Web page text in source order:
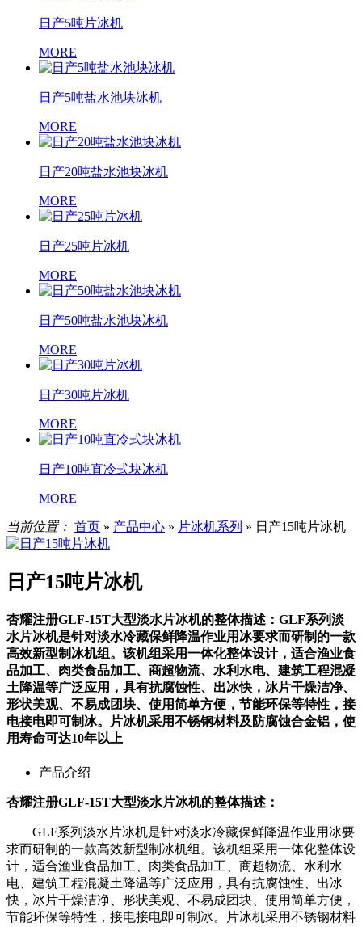
日产5吨片冰机
MORE
日产5吨盐水池块冰机
MORE
日产20吨盐水池块冰机
MORE
日产25吨片冰机
MORE
日产50吨盐水池块冰机
MORE
日产30吨片冰机
MORE
日产10吨直冷式块冰机
MORE
当前位置： 首页 » 产品中心 » 片冰机系列 » 日产15吨片冰机
日产15吨片冰机
杏耀注册GLF-15T大型淡水片冰机的整体描述：GLF系列淡
水片冰机是针对淡水冷藏保鲜降温作业用冰要求而研制的一款
高效新型制冰机组。该机组采用一体化整体设计，适合渔业食
品加工、肉类食品加工、商超物流、水利水电、建筑工程混凝
土降温等广泛应用，具有抗腐蚀性、出冰快，冰片干燥洁净、
形状美观、不易成团块、使用简单方便，节能环保等特性，接
电接电即可制冰。片冰机采用不锈钢材料及防腐蚀合金铝，使
用寿命可达10年以上
产品介绍
杏耀注册GLF-15T大型淡水片冰机的整体描述：
GLF系列淡水片冰机是针对淡水冷藏保鲜降温作业用冰要
求而研制的一款高效新型制冰机组。该机组采用一体化整体设
计，适合渔业食品加工、肉类食品加工、商超物流、水利水
电、建筑工程混凝土降温等广泛应用，具有抗腐蚀性、出冰
快，冰片干燥洁净、形状美观、不易成团块、使用简单方便，
节能环保等特性，接电接电即可制冰。片冰机采用不锈钢材料